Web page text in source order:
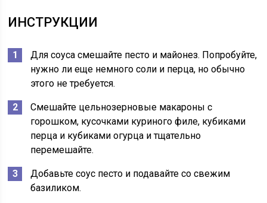
ИНСТРУКЦИИ
Для соуса смешайте песто и майонез. Попробуйте,
нужно ли еще немного соли и перца, но обычно
этого не требуется.
Смешайте цельнозерновые макароны с
горошком, кусочками куриного филе, кубиками
перца и кубиками огурца и тщательно
перемешайте.
Добавьте соус песто и подавайте со свежим
базиликом.